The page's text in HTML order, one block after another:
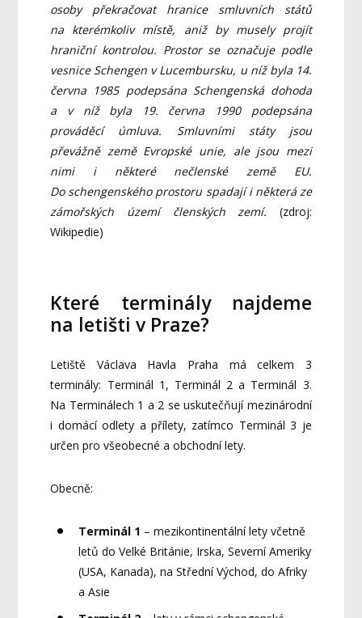
osoby překračovat hranice smluvních států
na kterémkoliv místě, aniž by musely projít
hraniční kontrolou. Prostor se označuje podle
vesnice Schengen v Lucembursku, u níž byla 14.
června 1985 podepsána Schengenská dohoda
a v níž byla 19. června 1990 podepsána
prováděcí úmluva. Smluvními státy jsou
převážně země Evropské unie, ale jsou mezi
nimi i některé nečlenské země EU.
Do schengenského prostoru spadají i některá ze
zámořských území členských zemí. (zdroj:
Wikipedie)
Které terminály najdeme
na letišti v Praze?
Letiště Václava Havla Praha má celkem 3
terminály: Terminál 1, Terminál 2 a Terminál 3.
Na Terminálech 1 a 2 se uskutečňují mezinárodní
i domácí odlety a přílety, zatímco Terminál 3 je
určen pro všeobecné a obchodní lety.
Obecně:
Terminál 1 – mezikontinentální lety včetně
letů do Velké Británie, Irska, Severní Ameriky
(USA, Kanada), na Střední Východ, do Afriky
a Asie